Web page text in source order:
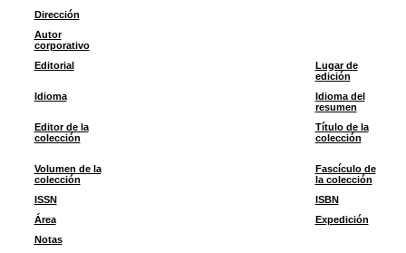
Dirección
Autor
corporativo
Editorial
Lugar de
edición
Idioma
Idioma del
resumen
Editor de la
colección
Título de la
colección
Volumen de la
colección
Fascículo de
la colección
ISSN
ISBN
Área
Expedición
Notas